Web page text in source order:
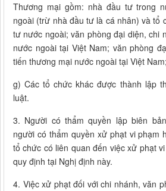
Thương mại gồm: nhà đầu tư trong
ngoài (trừ nhà đầu tư là cá nhân) và tổ
tư nước ngoài; văn phòng đại diện, chi
nước ngoài tại Việt Nam; văn phòng
tiến thương mại nước ngoài tại Việt Nam;
g) Các tổ chức khác được thành lập
luật.
3. Người có thẩm quyền lập biên
người có thẩm quyền xử phạt vi phạm
tổ chức có liên quan đến việc xử phạt
quy định tại Nghị định này.
4. Việc xử phạt đối với chi nhánh, văn